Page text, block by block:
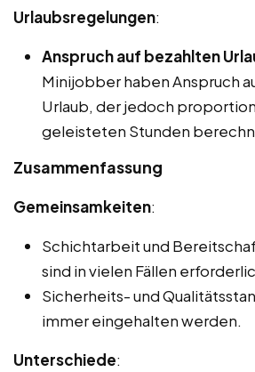
Urlaubsregelungen:
Anspruch auf bezahlten
Minijobber haben Anspruch
Urlaub, der jedoch
geleisteten Stunden
Zusammenfassung
Gemeinsamkeiten:
Schichtarbeit und
sind in vielen Fällen
Sicherheits- und
immer eingehalten werden.
Unterschiede: